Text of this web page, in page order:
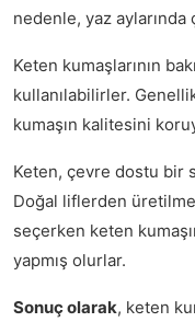
nedenle, yaz
Keten kumaşlarının
kullanılabilirler.
kumaşın kalitesini
Keten, çevre dostu bir
Doğal liflerden
seçerken keten
yapmış olurlar.
Sonuç olarak, keten